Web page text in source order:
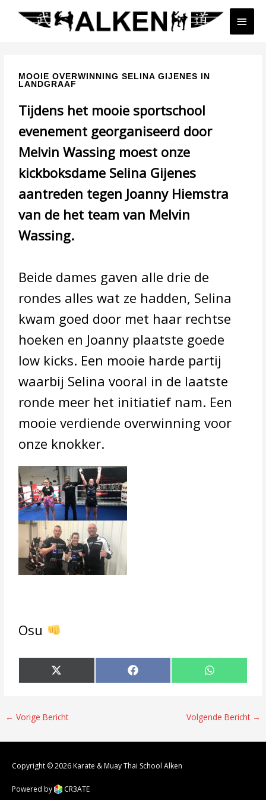
MOOIE OVERWINNING SELINA GIJENES IN
LANDGRAAF
Tijdens het mooie sportschool
evenement georganiseerd door
Melvin Wassing moest onze
kickboksdame Selina Gijenes
aantreden tegen Joanny Hiemstra
van de het team van Melvin
Wassing.
Beide dames gaven alle drie de
rondes alles wat ze hadden, Selina
kwam goed door met haar rechtse
hoeken en Joanny plaatste goede
low kicks. Een mooie harde partij
waarbij Selina vooral in de laatste
ronde meer het initiatief nam. Een
mooie verdiende overwinning voor
onze knokker.
Osu
X
(Twitter)
Facebook WhatsApp
← Vorige Bericht Volgende Bericht →
Copyright © 2026Karate & Muay Thai School Alken
Powered by CR3ATE